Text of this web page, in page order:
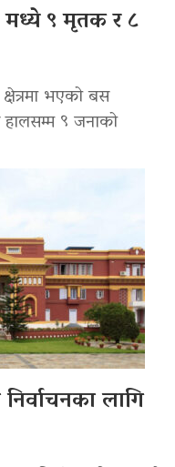
मध्ये ९ मृतक र ८
भएको बस
हालसम्म ९ जनाको
लागि